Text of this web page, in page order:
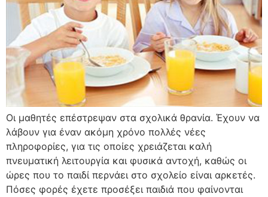
Οι μαθητές επέστρεψαν στα σχολικά θρανία. Έχουν να
λάβουν για έναν ακόμη χρόνο πολλές νέες
πληροφορίες, για τις οποίες χρειάζεται καλή
πνευματική λειτουργία και φυσικά αντοχή, καθώς οι
ώρες που το παιδί περνάει στο σχολείο είναι αρκετές.
Πόσες φορές έχετε προσέξει παιδιά που φαίνονται